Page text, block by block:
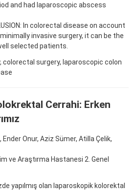
and had laparoscopic abscess
In colorectal disease on account
invasive surgery, it can be the
selected patients.
colorectal surgery, laparoscopic colon
Cerrahi: Erken
, Ender Onur, Aziz Sümer, Atilla Çelik,
ve Araştırma Hastanesi 2. Genel
yapılmış olan laparoskopik kolorektal